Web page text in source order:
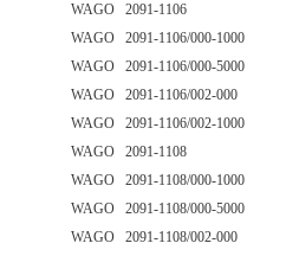
WAGO 2091-1106
WAGO 2091-1106/000-1000
WAGO 2091-1106/000-5000
WAGO 2091-1106/002-000
WAGO 2091-1106/002-1000
WAGO 2091-1108
WAGO 2091-1108/000-1000
WAGO 2091-1108/000-5000
WAGO 2091-1108/002-000